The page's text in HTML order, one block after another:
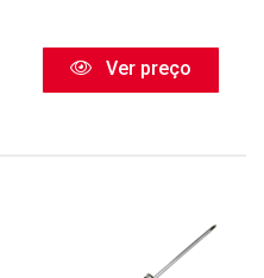
Ver preço